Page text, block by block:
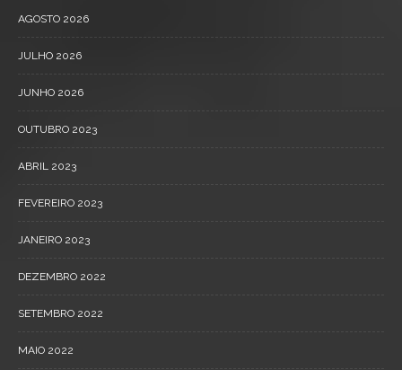
AGOSTO 2026
JULHO 2026
JUNHO 2026
OUTUBRO 2023
ABRIL 2023
FEVEREIRO 2023
JANEIRO 2023
DEZEMBRO 2022
SETEMBRO 2022
MAIO 2022